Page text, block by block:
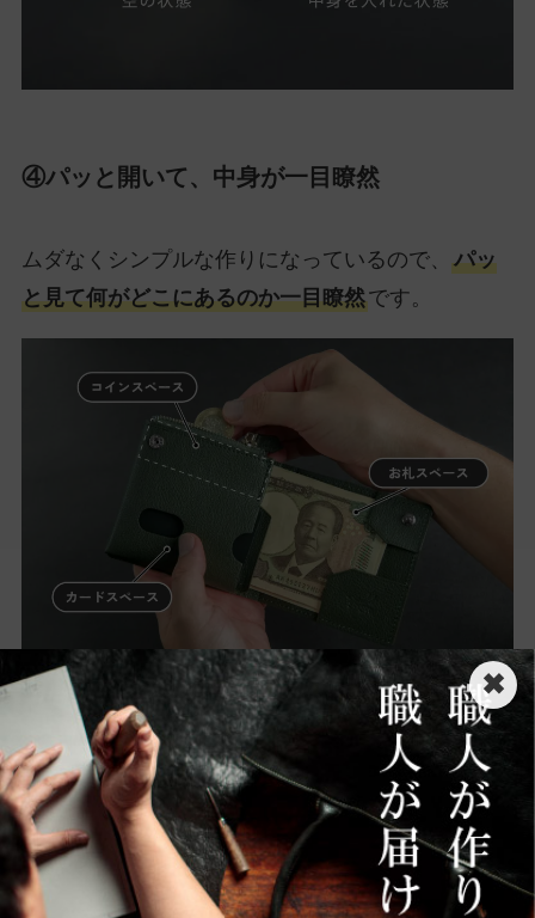
④パッと開いて、中身が一目瞭然
ムダなくシンプルな作りになっているので、 パッ
と見て何がどこにあるのか一目瞭然です。
お札
1万円札もスッキリ収まる サイズ感です。
✖